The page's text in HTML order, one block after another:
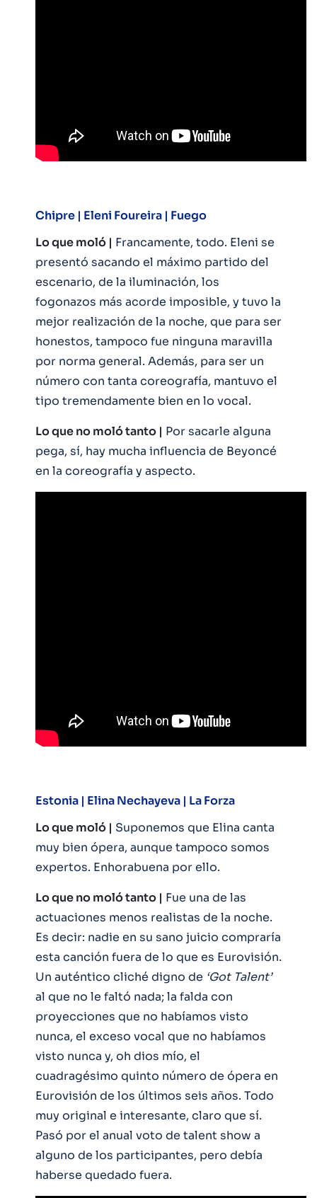
Chipre | Eleni Foureira | Fuego
Lo que moló | Francamente, todo. Eleni se
presentó sacando el máximo partido del
escenario, de la iluminación, los
fogonazos más acorde imposible, y tuvo la
mejor realización de la noche, que para ser
honestos, tampoco fue ninguna maravilla
por norma general. Además, para ser un
número con tanta coreografía, mantuvo el
tipo tremendamente bien en lo vocal.
Lo que no moló tanto | Por sacarle alguna
pega, sí, hay mucha influencia de Beyoncé
en la coreografía y aspecto.
Estonia | Elina Nechayeva | La Forza
Lo que moló | Suponemos que Elina canta
muy bien ópera, aunque tampoco somos
expertos. Enhorabuena por ello.
Lo que no moló tanto | Fue una de las
actuaciones menos realistas de la noche.
Es decir: nadie en su sano juicio compraría
esta canción fuera de lo que es Eurovisión.
Un auténtico cliché digno de ‘Got Talent’
al que no le faltó nada; la falda con
proyecciones que no habíamos visto
nunca, el exceso vocal que no habíamos
visto nunca y, oh dios mío, el
cuadragésimo quinto número de ópera en
Eurovisión de los últimos seis años. Todo
muy original e interesante, claro que sí.
Pasó por el anual voto de talent show a
alguno de los participantes, pero debía
haberse quedado fuera.